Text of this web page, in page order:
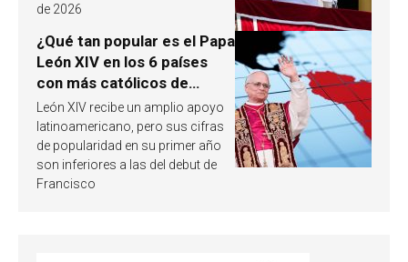
de 2026
¿Qué tan popular es el Papa
León XIV en los 6 países
con más católicos de
América Latina en 2026?
Publican resultados de
investigación
León XIV recibe un amplio apoyo
latinoamericano, pero sus cifras
de popularidad en su primer año
son inferiores a las del debut de
Francisco